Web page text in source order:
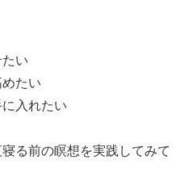
い
たい
入れたい
る前の瞑想を実践してみて